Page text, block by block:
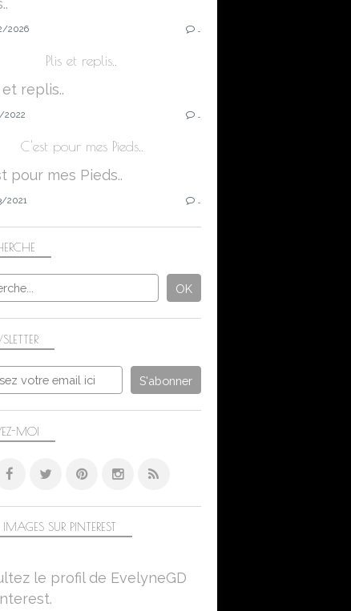
MOI
2026
Plis et replis..
2022
C'est pour mes Pieds..
2021
SUR PINTEREST
le profil de EvelyneGD